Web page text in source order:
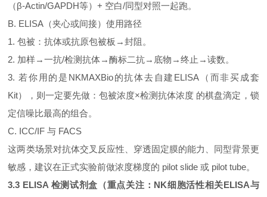
（β‑Actin/GAPDH等）+ 空白/同型对照一起跑。
B. ELISA（夹心或间接）使用路径
1. 包被：抗体或抗原包被板→封阻。
2. 加样→一抗/检测抗体→酶标二抗→底物→终止→读数。
3. 若你用的是NKMAXBio的抗体去自建ELISA（而非买成套
Kit），则一定要先做：包被浓度×检测抗体浓度 的棋盘滴定，锁
定信噪比最高的组合。
C. ICC/IF 与 FACS
这两类场景对抗体交叉反应性、穿透固定膜的能力、同型背景更
敏感，建议在正式实验前做浓度梯度的 pilot slide 或 pilot tube。
3.3 ELISA 检测试剂盒（重点关注：NK细胞活性相关ELISA与